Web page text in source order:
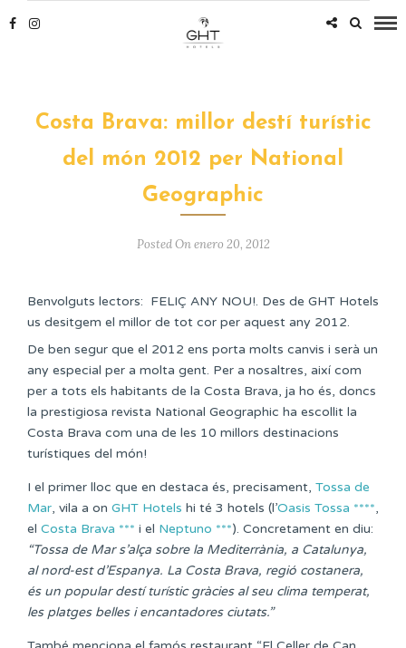
Costa Brava: millor destí turístic
del món 2012 per National
Geographic
Posted On enero 20, 2012
Benvolguts lectors: FELIÇ ANY NOU!. Des de GHT Hotels
us desitgem el millor de tot cor per aquest any 2012.
De ben segur que el 2012 ens porta molts canvis i serà un
any especial per a molta gent. Per a nosaltres, així com
per a tots els habitants de la Costa Brava, ja ho és, doncs
la prestigiosa revista National Geographic ha escollit la
Costa Brava com una de les 10 millors destinacions
turístiques del món!
I el primer lloc que en destaca és, precisament, Tossa de
Mar, vila a on GHT Hotels hi té 3 hotels (l’Oasis Tossa ****,
el Costa Brava *** i el Neptuno ***). Concretament en diu:
“Tossa de Mar s’alça sobre la Mediterrània, a Catalunya,
al nord-est d’Espanya. La Costa Brava, regió costanera,
és un popular destí turístic gràcies al seu clima temperat,
les platges belles i encantadores ciutats.”